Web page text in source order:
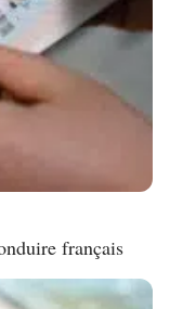
français